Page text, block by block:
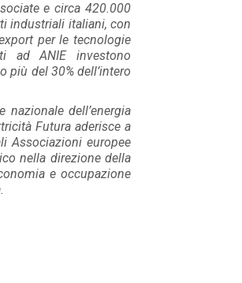
e circa 420.000
industriali italiani, con
per le tecnologie
ad ANIE investono
più del 30% dell’intero
dell’energia
Futura aderisce a
Associazioni europee
nella direzione della
e occupazione